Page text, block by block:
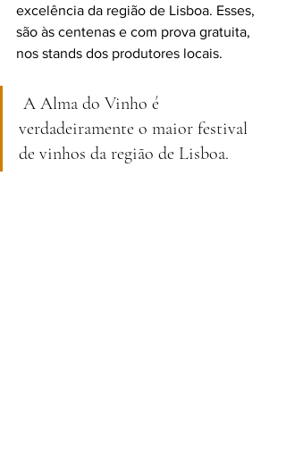
excelência da região de Lisboa. Esses,
são às centenas e com prova gratuita,
nos stands dos produtores locais.
verdadeiramente o maior festival
de vinhos da região de Lisboa.